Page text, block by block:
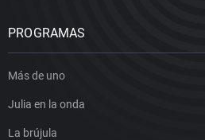
PROGRAMAS
Más de uno
Julia en la onda
La brújula